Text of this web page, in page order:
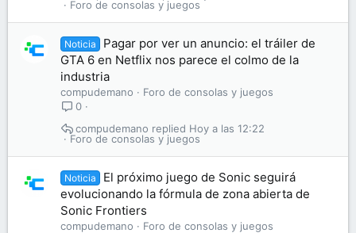
Foro de consolas y juegos
Noticia
Pagar por ver un anuncio: el tráiler de
GTA 6 en Netflix nos parece el colmo de la
industria
compudemano
Foro de consolas y juegos
0
Foro de consolas y juegos
Hoy a las 12:22
compudemano
Noticia
El próximo juego de Sonic seguirá
evolucionando la fórmula de zona abierta de
Sonic Frontiers
compudemano
Foro de consolas y juegos